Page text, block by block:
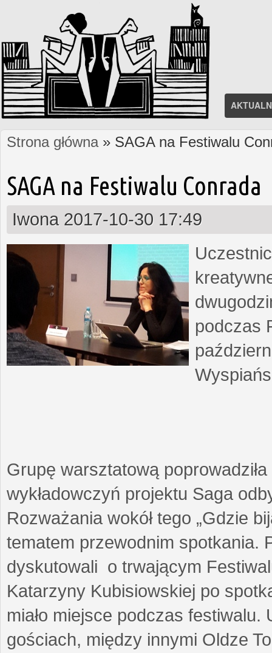
Jesteś tutaj
Strona główna» SAGA na Festiwalu
SAGA na Festiwalu Conrada
Iwona 2017-10-30 17:49
podczas
Grupę warsztatową
wykładowczyń projektu Saga
Rozważania wokół tego „Gdzie
tematem przewodnim spotkania.
dyskutowali o trwającym
Katarzyny Kubisiowskiej po
miało miejsce podczas
gościach, między innymi Oldze